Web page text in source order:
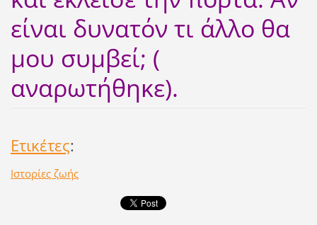
είναι δυνατόν τι άλλο θα
μου συμβεί; (
αναρωτήθηκε).
Ετικέτες:
Ιστορίες ζωής